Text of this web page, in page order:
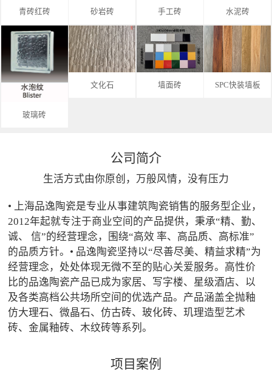
青砖红砖 砂岩砖 手工砖 水泥砖
玻璃砖
文化石 墙面砖 SPC快装墙板
公司简介
生活方式由你原创，万般风情，没有压力
• 上海品逸陶瓷是专业从事建筑陶瓷销售的服务型企业，
2012年起就专注于商业空间的产品提供，秉承“精、勤、
诚、 信”的经营理念，围绕“高效 率、高品质、高标准”
的品质方针。• 品逸陶瓷坚持以“尽善尽美、精益求精”为
经营理念，处处体现无微不至的贴心关爱服务。高性价
比的品逸陶瓷产品已成为家居、写字楼、星级酒店、以
及各类高档公共场所空间的优选产品。产品涵盖全抛釉
仿大理石、微晶石、仿古砖、玻化砖、玑理造型艺术
砖、金属釉砖、木纹砖等系列。
项目案例